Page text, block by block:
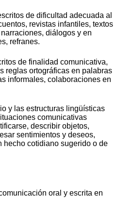
de dificultad adecuada al
revistas infantiles, textos
diálogos y en
refranes.
de finalidad comunicativa,
reglas ortográficas en palabras
informales, colaboraciones en
y las estructuras lingüísticas
comunicativas
describir objetos,
sentimientos y deseos,
hecho cotidiano sugerido o de
oral y escrita en